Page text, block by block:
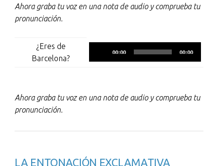
Ahora graba tu voz en una nota de audio y comprueba tu
pronunciación.
¿Eres de
Barcelona?
Reproductor
de
00:00 00:00
Ahora graba tu voz en una nota de audio y comprueba tu
pronunciación.
LA ENTONACIÓN EXCLAMATIVA